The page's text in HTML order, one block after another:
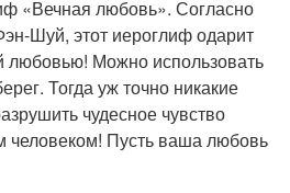
«Вечная любовь». Согласно
Шуй, этот иероглиф одарит
любовью! Можно использовать
Тогда уж точно никакие
чудесное чувство
Пусть ваша любовь